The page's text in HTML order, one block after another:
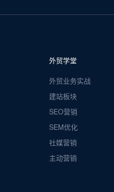
外贸学堂
外贸业务实战
建站板块
SEO营销
SEM优化
社媒营销
主动营销